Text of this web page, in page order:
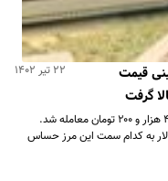
۲۲ تیر ۱۴۰۲
قیمت
گرفت
قیمت دلار امروز ۲۲ تیر ماه در بازار ثابت بود و با نرخ ۴۹ هزار و ۲۰۰ تومان معامله شد.
به کدام‌ سمت این مرز حساس